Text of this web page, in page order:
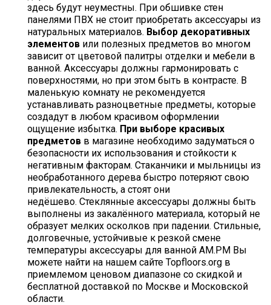
здесь будут неуместны. При обшивке стен
панелями ПВХ не стоит приобретать аксессуары из
натуральных материалов. Выбор декоративных
элементов или полезных предметов во многом
зависит от цветовой палитры отделки и мебели в
ванной. Аксессуары должны гармонировать с
поверхностями, но при этом быть в контрасте. В
маленькую комнату не рекомендуется
устанавливать разноцветные предметы, которые
создадут в любом красивом оформлении
ощущение избытка. При выборе красивых
предметов в магазине необходимо задуматься о
безопасности их использования и стойкости к
негативным факторам. Стаканчики и мыльницы из
необработанного дерева быстро потеряют свою
привлекательность, а стоят они
недёшево. Стеклянные аксессуары должны быть
выполнены из закалённого материала, который не
образует мелких осколков при падении. Стильные,
долговечные, устойчивые к резкой смене
температуры аксессуары для ванной AM.PM Вы
можете найти на нашем сайте Topfloors.org в
приемлемом ценовом диапазоне со скидкой и
бесплатной доставкой по Москве и Московской
области.